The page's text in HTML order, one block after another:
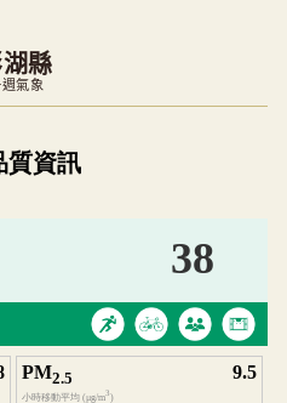
縣
氣象
視覺預覽，完整即時空